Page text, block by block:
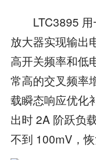
LTC3895 用
放大器实现输出
高开关频率和低
常高的交叉频率
载瞬态响应优化
出时 2A 阶跃负
不到 100mV，恢